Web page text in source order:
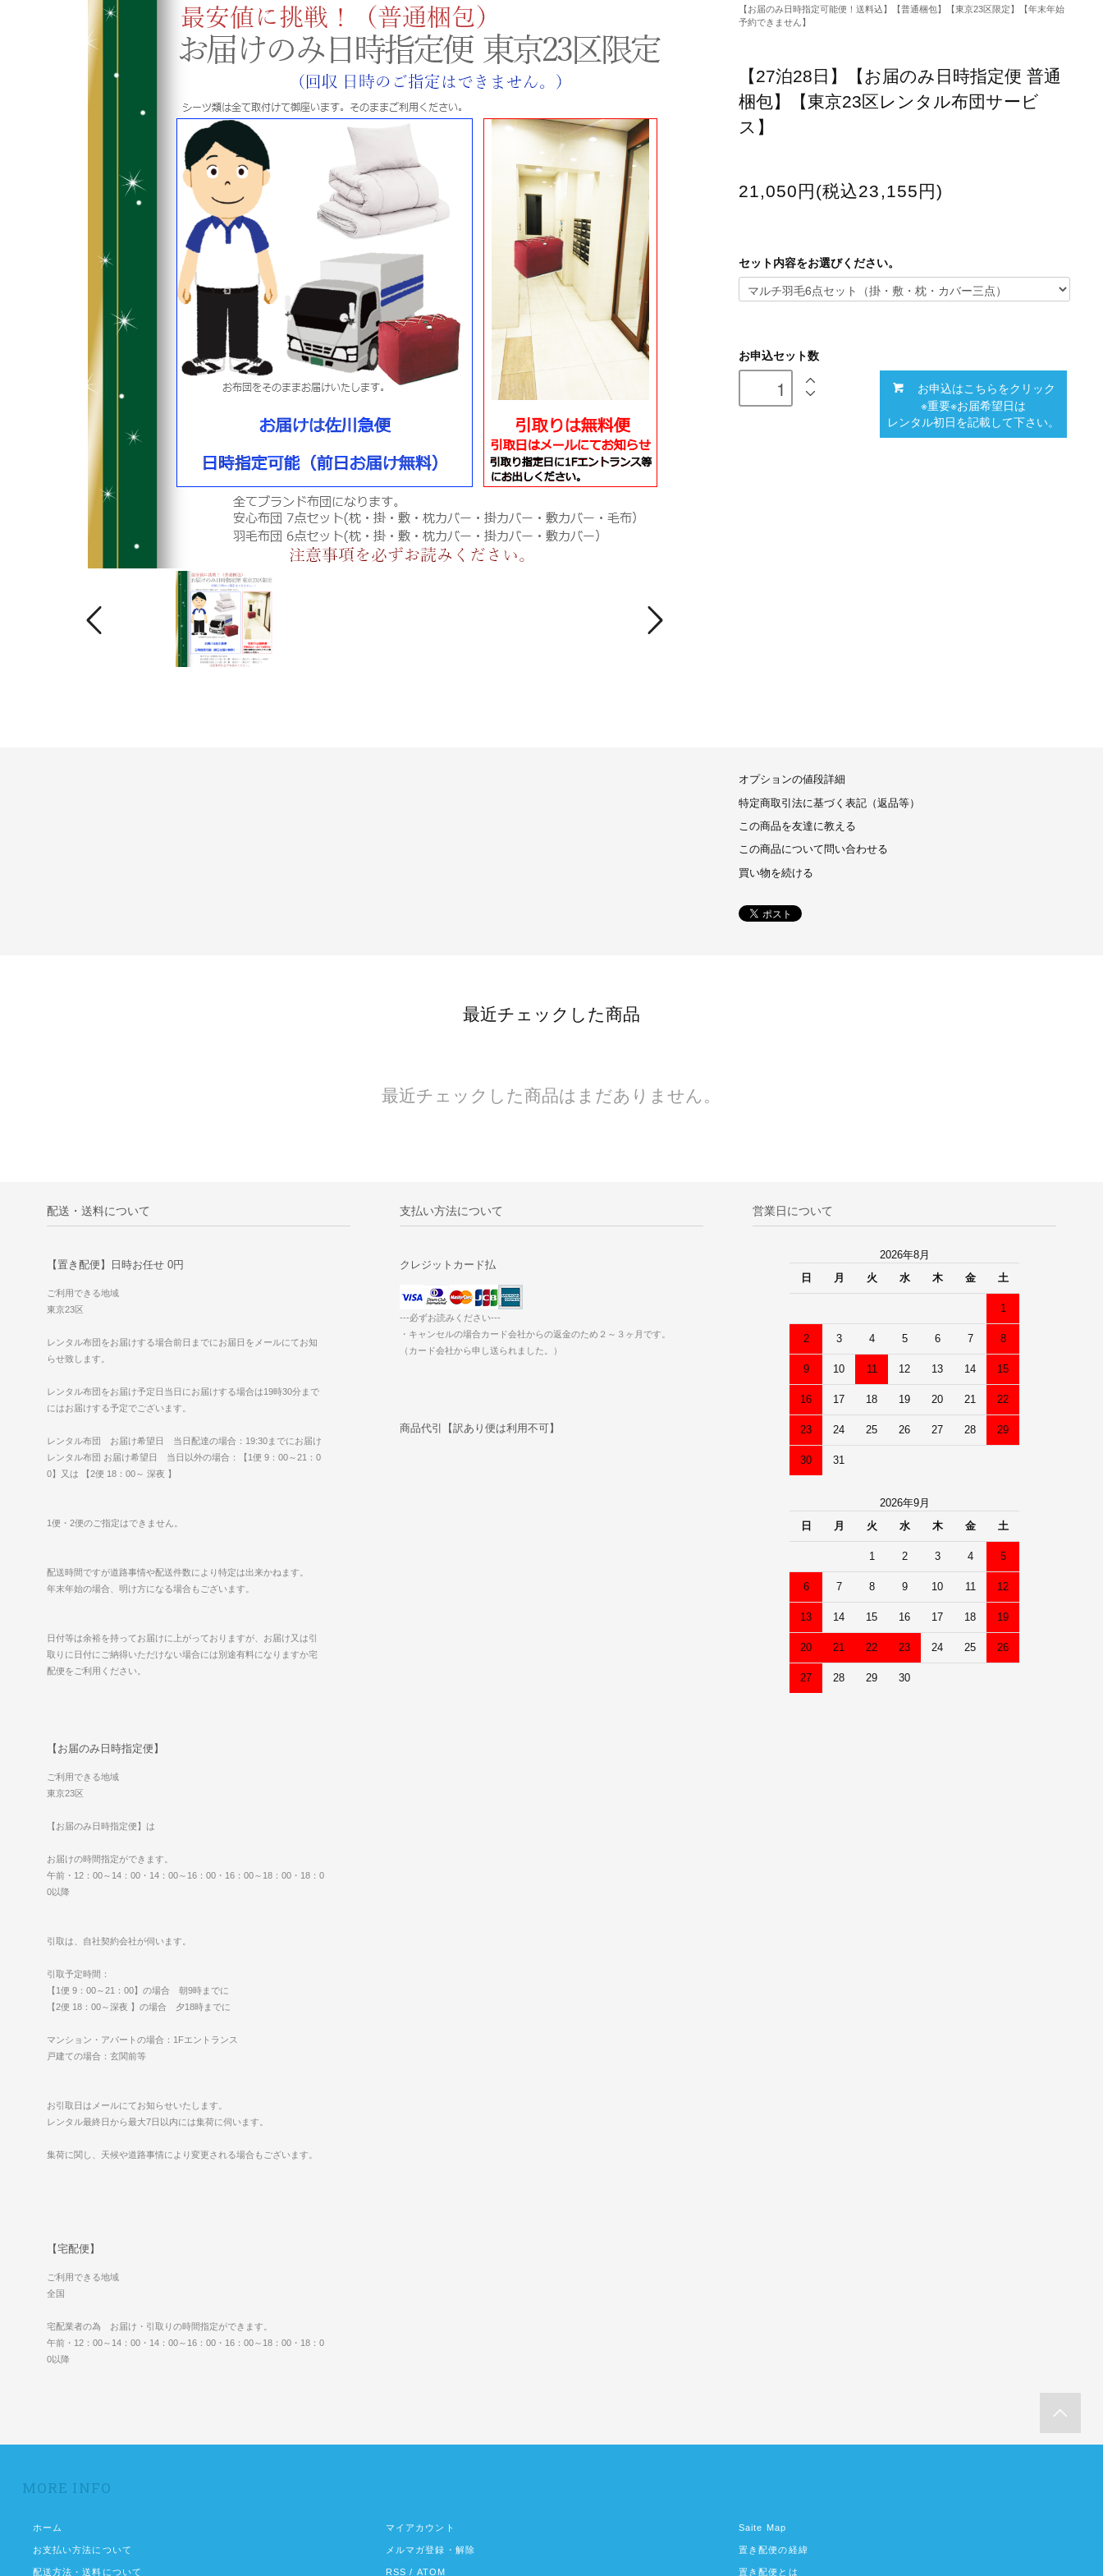
【お届のみ日時指定可能便！送料込】【普通梱包】【東京23区限定】【年末年始
予約できません】
【27泊28日】【お届のみ日時指定便 普通
梱包】【東京23区レンタル布団サービ
ス】
21,050円(税込23,155円)
セット内容をお選びください。
お申込セット数
お申込はこちらをクリック
※重要※お届希望日は
レンタル初日を記載して下さい。
オプションの値段詳細
特定商取引法に基づく表記（返品等）
この商品を友達に教える
この商品について問い合わせる
買い物を続ける
最近チェックした商品
最近チェックした商品はまだありません。
配送・送料について
【置き配便】日時お任せ 0円
ご利用できる地域
東京23区
レンタル布団をお届けする場合前日までにお届日をメールにてお知
らせ致します。
レンタル布団をお届け予定日当日にお届けする場合は19時30分まで
にはお届けする予定でございます。
レンタル布団 お届け希望日 当日配達の場合：19:30までにお届け
レンタル布団 お届け希望日 当日以外の場合：【1便 9：00～21：0
0】又は 【2便 18：00～ 深夜 】
1便・2便のご指定はできません。
配送時間ですが道路事情や配送件数により特定は出来かねます。
年末年始の場合、明け方になる場合もございます。
日付等は余裕を持ってお届けに上がっておりますが、お届け又は引
取りに日付にご納得いただけない場合には別途有料になりますか宅
配便をご利用ください。
【お届のみ日時指定便】
ご利用できる地域
東京23区
【お届のみ日時指定便】は
お届けの時間指定ができます。
午前・12：00～14：00・14：00～16：00・16：00～18：00・18：0
0以降
引取は、自社契約会社が伺います。
引取予定時間：
【1便 9：00～21：00】の場合 朝9時までに
【2便 18：00～深夜 】の場合 夕18時までに
マンション・アパートの場合：1Fエントランス
戸建ての場合：玄関前等
お引取日はメールにてお知らせいたします。
レンタル最終日から最大7日以内には集荷に伺います。
集荷に関し、天候や道路事情により変更される場合もございます。
【宅配便】
ご利用できる地域
全国
宅配業者の為 お届け・引取りの時間指定ができます。
午前・12：00～14：00・14：00～16：00・16：00～18：00・18：0
0以降
支払い方法について
クレジットカード払
---必ずお読みください---
・キャンセルの場合カード会社からの返金のため２～３ヶ月です。
（カード会社から申し送られました。）
商品代引【訳あり便は利用不可】
営業日について
2026年8月
日
月 火 水 木 金 土
1
2 3 4 5 6 7 8
9 10 11 12 13 14 15
16 17 18 19 20 21 22
23 24 25 26 27 28 29
30 31
2026年9月
日
月 火 水 木 金 土
1 2 3 4 5
6 7 8 9 10 11 12
13 14 15 16 17 18 19
20 21 22 23 24 25 26
27 28 29 30
MORE INFO
ホーム
お支払い方法について
配送方法・送料について
マイアカウント
メルマガ登録・解除
RSS / ATOM
Saite Map
置き配便の経緯
置き配便とは